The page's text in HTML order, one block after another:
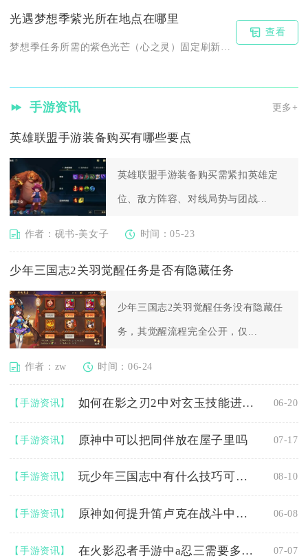
光遇梦想季紫光所在地点在哪里
查看
手游资讯 更多+
英雄联盟手游装备购买有哪些要点
英雄联盟手游装备购买需紧扣英雄定
位、敌方阵容、对线局势与团战...
作者：砚书-美女子 时间：05-23
少年三国志2关羽觉醒任务是否有隐藏任务
少年三国志2关羽觉醒任务没有隐藏任
务，其觉醒流程完全公开，仅...
作者：zw 时间：06-24
【手游资讯】 如何在影之刃2中对玄玉技能进行加点 06-20
【手游资讯】 原神中可以把同伴放在屋子里吗 07-17
【手游资讯】 玩少年三国志中有什么技巧可以提升宠物等级 08-10
【手游资讯】 原神如何提升笛卢克在战斗中的表现 06-08
【手游资讯】 在火影忍者手游中a忍三需要多少金币 07-07